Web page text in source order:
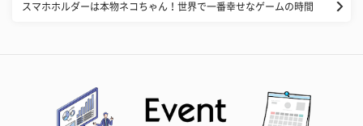
スマホホルダーは本物ネコちゃん！世界で一番幸せなゲームの時間